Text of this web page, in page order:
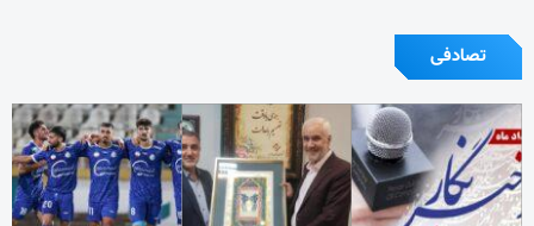
تصادفی